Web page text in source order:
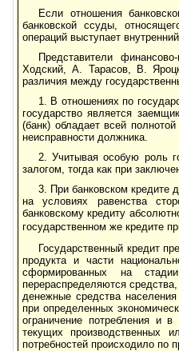
Если отношения
банковской ссуды,
операций выступает
Представители
Ходский, А. Тарасов, В.
различия между
1. В отношениях по
государство являет­ся
(банк) обладает всей
неисправности должника.
2. Учитывая особую роль
залогом, тогда как при
3. При банковском кредите
на условиях ра­венства
банковскому кредиту
государственном же кредите
Государственный кредит
продукта и части
сформированных на
перераспределяются
денежные средства
при определенных
ограничение потребления и
текущих производственных
потребностей происходило по